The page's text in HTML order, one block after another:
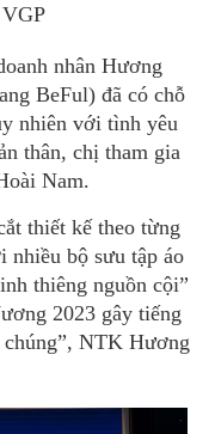
nhân Hương
BeFul) đã có chỗ
nhiên với tình yêu
thân, chị tham gia
Nam.
thiết kế theo từng
nhiều bộ sưu tập áo
thiêng nguồn cội”
2023 gây tiếng
NTK Hương